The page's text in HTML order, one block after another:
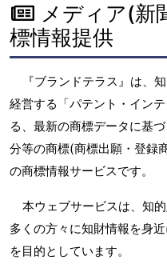
メディア(新
標情報提供
『ブランドテラス』は、
経営する「パテント・イン
る、最新の商標データに基
分等の商標(商標出願・登録
の商標情報サービスです。
本ウェブサービスは、知
多くの方々に知財情報を身
を目的としています。